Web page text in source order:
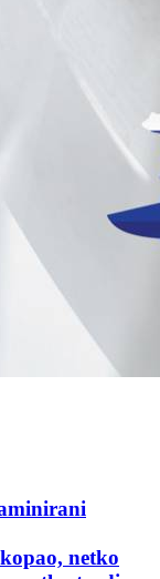
netko